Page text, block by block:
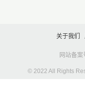
关于我们
网站备
© 2022 All Rights